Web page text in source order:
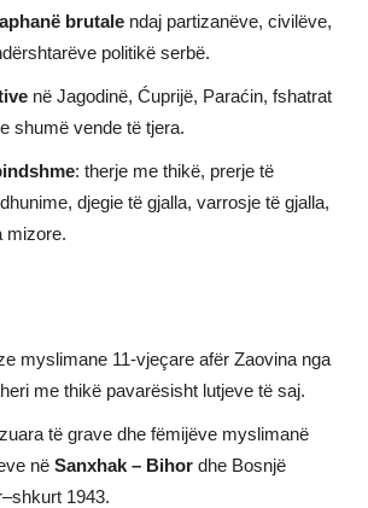
brutale ndaj partizanëve, civilëve,
politikë serbë.
në Jagodinë, Ćuprijë, Paraćin, fshatrat
shumë vende të tjera.
: therje me thikë, prerje të
djegie të gjalla, varrosje të gjalla,
mizore.
myslimane 11-vjeçare afër Zaovina nga
me thikë pavarësisht lutjeve të saj.
të grave dhe fëmijëve myslimanë
në Sanxhak – Bihor dhe Bosnjë
1943.